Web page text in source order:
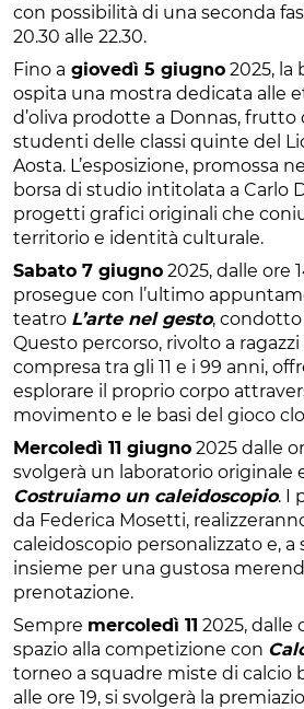
con possibilità di una seconda
20.30 alle 22.30.
Fino a giovedì 5 giugno 2025, la
ospita una mostra dedicata alle
d’oliva prodotte a Donnas, frutto
studenti delle classi quinte del
Aosta. L’esposizione, promossa
borsa di studio intitolata a Carlo
progetti grafici originali che
territorio e identità culturale.
Sabato 7 giugno 2025, dalle ore
prosegue con l’ultimo
teatro L’arte nel gesto, condotto
Questo percorso, rivolto a
compresa tra gli 11 e i 99 anni,
esplorare il proprio corpo
movimento e le basi del gioco
Mercoledì 11 giugno 2025 dalle
svolgerà un laboratorio originale
Costruiamo un caleidoscopio. I
da Federica Mosetti,
caleidoscopio personalizzato e,
insieme per una gustosa
prenotazione.
Sempre mercoledì 11 2025, dalle
spazio alla competizione con
torneo a squadre miste di calcio
alle ore 19, si svolgerà la